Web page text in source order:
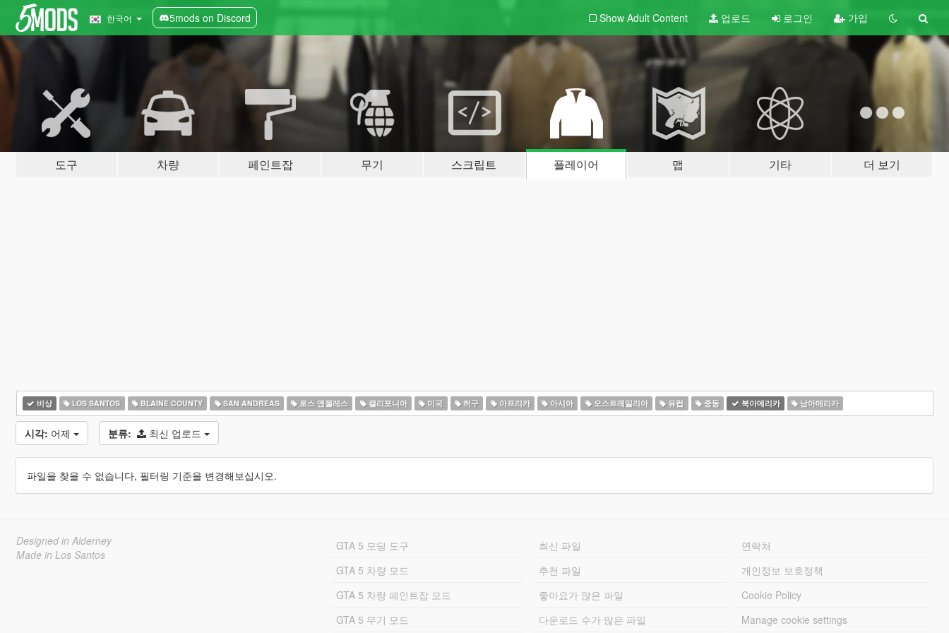
한국어 5mods on Discord Show Adult Content 업로드 로그인 가입
도구 차량 페인트잡 무기 스크립트 플레이어 맵 기타 더 보기
비상 LOS SANTOS BLAINE COUNTY SAN ANDREAS 로스 앤젤레스 캘리포니아 미국 허구 아프리카 아시아 오스트레일리아 유럽 중동 북아메리카 남아메리카
시각: 어제 분류: 최신 업로드
파일을 찾을 수 없습니다, 필터링 기준을 변경해보십시오.
Designed in Alderney
Made in Los Santos
GTA 5 모딩 도구
GTA 5 차량 모드
GTA 5 차량 페인트잡 모드
GTA 5 무기 모드
최신 파일
추천 파일
좋아요가 많은 파일
다운로드 수가 많은 파일
연락처
개인정보 보호정책
Cookie Policy
Manage cookie settings